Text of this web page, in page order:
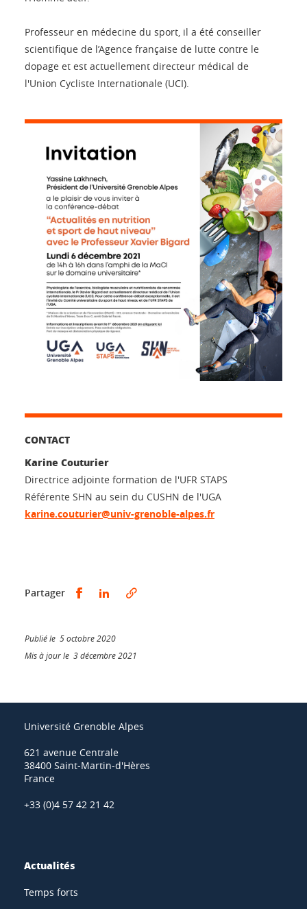
Professeur en médecine du sport, il a été conseiller
scientifique de l’Agence française de lutte contre le
dopage et est actuellement directeur médical de
l'Union Cycliste Internationale (UCI).
CONTACT
Karine Couturier
Directrice adjointe formation de l'UFR STAPS
Référente SHN au sein du CUSHN de l'UGA
karine.couturier@univ-grenoble-alpes.fr
Partager Partager sur Facebook
Partager sur LinkedIn
Publié le 5 octobre 2020
Mis à jour le 3 décembre 2021
Université Grenoble Alpes
621 avenue Centrale
38400 Saint-Martin-d'Hères
France
+33 (0)4 57 42 21 42
Actualités
Temps forts